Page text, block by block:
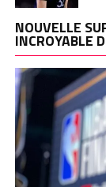
NOUVELLE
INCROYABLE